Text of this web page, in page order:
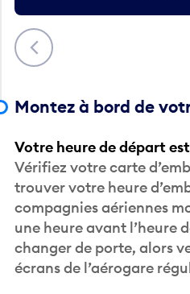
Précédent
Montez à bord de
Votre heure de départ
Vérifiez votre carte
trouver votre heure
compagnies aériennes
une heure avant l’heure
changer de porte, alors
écrans de l’aérogare